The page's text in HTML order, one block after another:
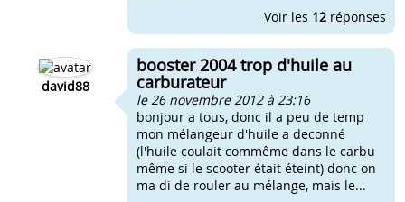
Voir les 12 réponses
david88
booster 2004 trop d'huile au
carburateur
le 26 novembre 2012 à 23:16
bonjour a tous, donc il a peu de temp
mon mélangeur d'huile a deconné
(l'huile coulait commême dans le carbu
même si le scooter était éteint) donc on
ma di de rouler au mélange, mais le...